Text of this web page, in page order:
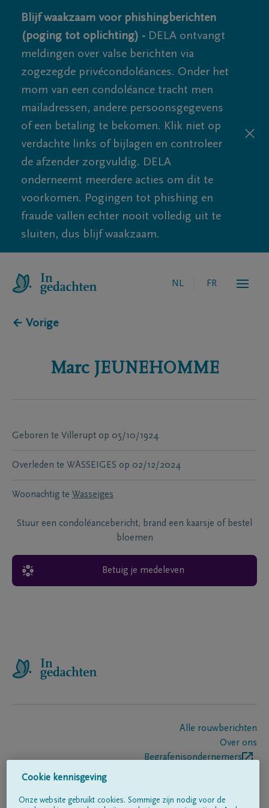
Blijf waakzaam voor phishingberichten
(poging tot oplichting) - DELA ontvangt
meldingen over valse berichten via
zogezegde privécondoléances. Onder het
mom van een condoléance tracht men
mailadressen, andere persoonsgegevens
of een betaling te bekomen. Klik niet op
verdachte links of bijlagen en controleer
de afzender zorgvuldig. DELA
onderneemt meerdere acties om dit te
voorkomen. Pogingen tot phishing en
fraude vallen echter nooit volledig uit te
sluiten, dus blijf waakzaam.
NL FR
← Vorige
Marc JEUNEHOMME
Geboren te Villerupt op 05/10/1924
Overleden te WASSEIGES op 02/12/2024
Woonachtig te Wasseiges
Stuur een condoléancebericht, brand een kaarsje of bestel
bloemen
Betuig je medeleven
Alle rouwberichten
Over ons
Begrafenisondernemers
Cookie kennisgeving
Onze website gebruikt cookies. Sommige zijn nodig voor de